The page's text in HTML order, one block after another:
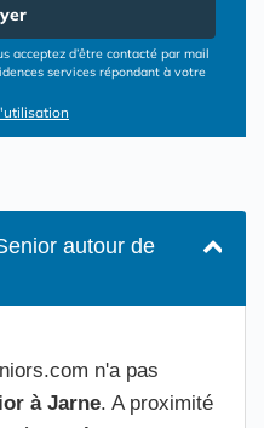
acceptez d’être contacté par mail
services répondant à votre
autour de
n'a pas
à Jarne. A proximité